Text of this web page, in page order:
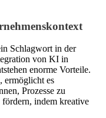
Schlagwort in der
von KI in
enorme Vorteile.
ermöglicht es
Prozesse zu
indem kreative